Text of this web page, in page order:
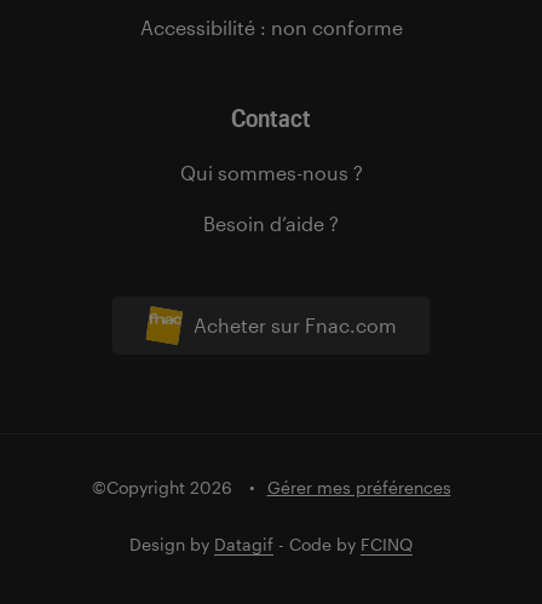
Acheter sur Fnac.com
Accessibilité : non conforme
Contact
Qui sommes-nous ?
Besoin d’aide ?
©Copyright 2026 Gérer mes préférences
Design by Datagif - Code by FCINQ